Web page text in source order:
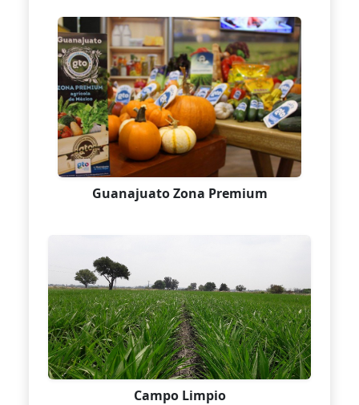
Guanajuato Zona Premium
Campo Limpio